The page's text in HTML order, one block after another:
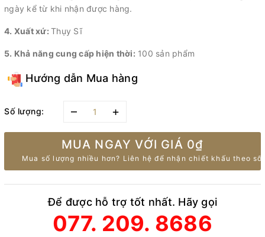
ngày kể từ khi nhận được hàng.
4. Xuất xứ: Thụy Sĩ
5. Khả năng cung cấp hiện thời: 100 sản phẩm
Hướng dẫn Mua hàng
Số lượng: – +
MUA NGAY VỚI GIÁ 0₫
Mua số lượng nhiều hơn? Liên hệ để nhận chiết khấu theo số
Để được hỗ trợ tốt nhất. Hãy gọi
077. 209. 8686